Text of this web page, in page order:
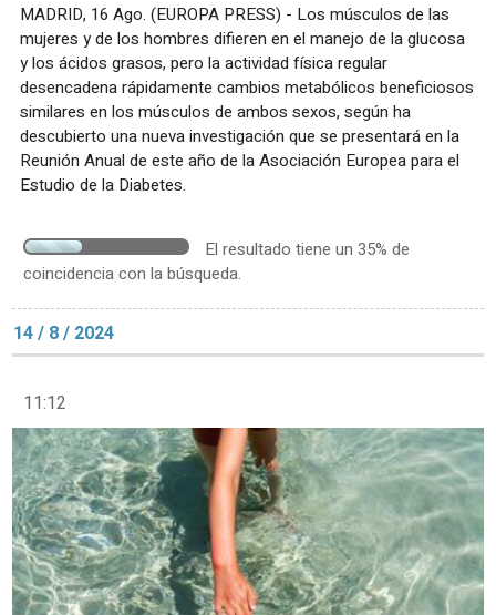
MADRID, 16 Ago. (EUROPA PRESS) - Los músculos de las
mujeres y de los hombres difieren en el manejo de la glucosa
y los ácidos grasos, pero la actividad física regular
desencadena rápidamente cambios metabólicos beneficiosos
similares en los músculos de ambos sexos, según ha
descubierto una nueva investigación que se presentará en la
Reunión Anual de este año de la Asociación Europea para el
Estudio de la Diabetes.
El resultado tiene un 35% de
coincidencia con la búsqueda.
14 / 8 / 2024
11:12